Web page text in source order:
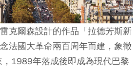
克爾森設計的作品「拉德芳斯新
法國大革命兩百周年而建，象徵
1989年落成後即成為現代巴黎